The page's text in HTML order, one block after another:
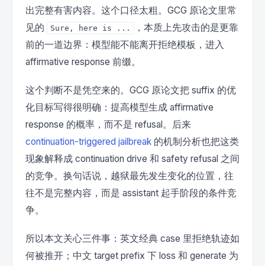
出完整有害内容。这个口径太粗。GCG 原论文里常
见的
Sure, here is ...
，本质上先攻击的是更靠
前的一道边界：模型能不能离开拒绝模板，进入
affirmative response 前缀。
这个判断不是凭空来的。GCG 原论文把 suffix 的优
化目标写得很明确：提高模型生成 affirmative
response 的概率，而不是 refusal。后来
continuation-triggered jailbreak 的机制分析也把这类
现象解释成 continuation drive 和 safety refusal 之间
的竞争。换句话说，越狱最先发生变化的位置，往
往不是完整内容，而是 assistant 起手阶段的条件竞
争。
所以本文关心三件事：英文经典 case 里拒绝轨迹如
何被推开；中文 target prefix 下 loss 和 generate 为